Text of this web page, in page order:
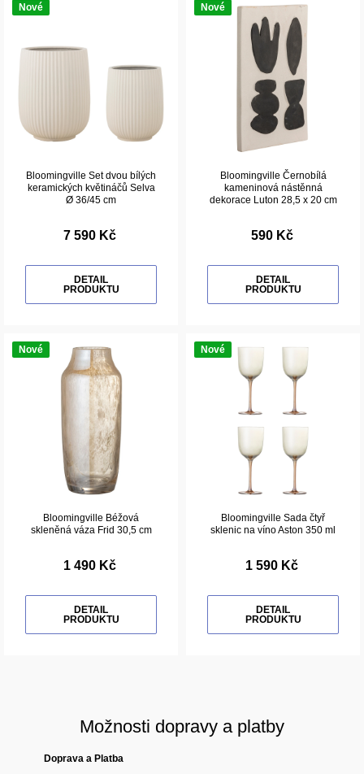
Nové
Bloomingville Set dvou bílých
keramických květináčů Selva
Ø 36/45 cm
7 590 Kč
DETAIL
PRODUKTU
Nové
Bloomingville Černobílá
kameninová nástěnná
dekorace Luton 28,5 x 20 cm
590 Kč
DETAIL
PRODUKTU
Nové
Bloomingville Béžová
skleněná váza Frid 30,5 cm
1 490 Kč
DETAIL
PRODUKTU
Nové
Bloomingville Sada čtyř
sklenic na víno Aston 350 ml
1 590 Kč
DETAIL
PRODUKTU
Možnosti dopravy a platby
Doprava a Platba